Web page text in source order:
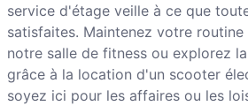
service d'étage veille à ce que
satisfaites. Maintenez votre
notre salle de fitness ou explorez
grâce à la location d'un scooter
soyez ici pour les affaires ou les